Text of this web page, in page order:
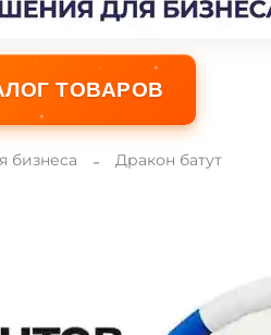
ТОВАРОВ
бизнеса Дракон батут